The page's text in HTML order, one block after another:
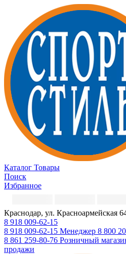
Каталог Товары
Поиск
Избранное
Краснодар, ул. Красноармейская
8 918 009-62-15
8 918 009-62-15 Менеджер 8 800
8 861 259-80-76 Розничный
продажи